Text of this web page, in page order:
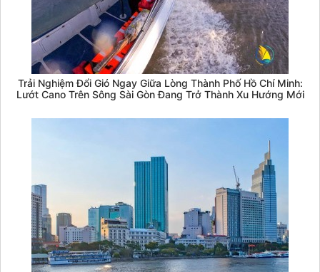
Trải Nghiệm Đổi Gió Ngay Giữa Lòng Thành Phố Hồ Chí Minh:
Lướt Cano Trên Sông Sài Gòn Đang Trở Thành Xu Hướng Mới